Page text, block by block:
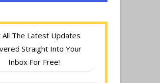
All The Latest Updates
Straight Into Your
Inbox For Free!